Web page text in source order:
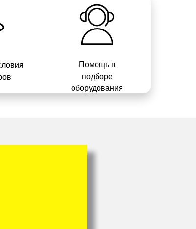
Помощь в
подборе
оборудования